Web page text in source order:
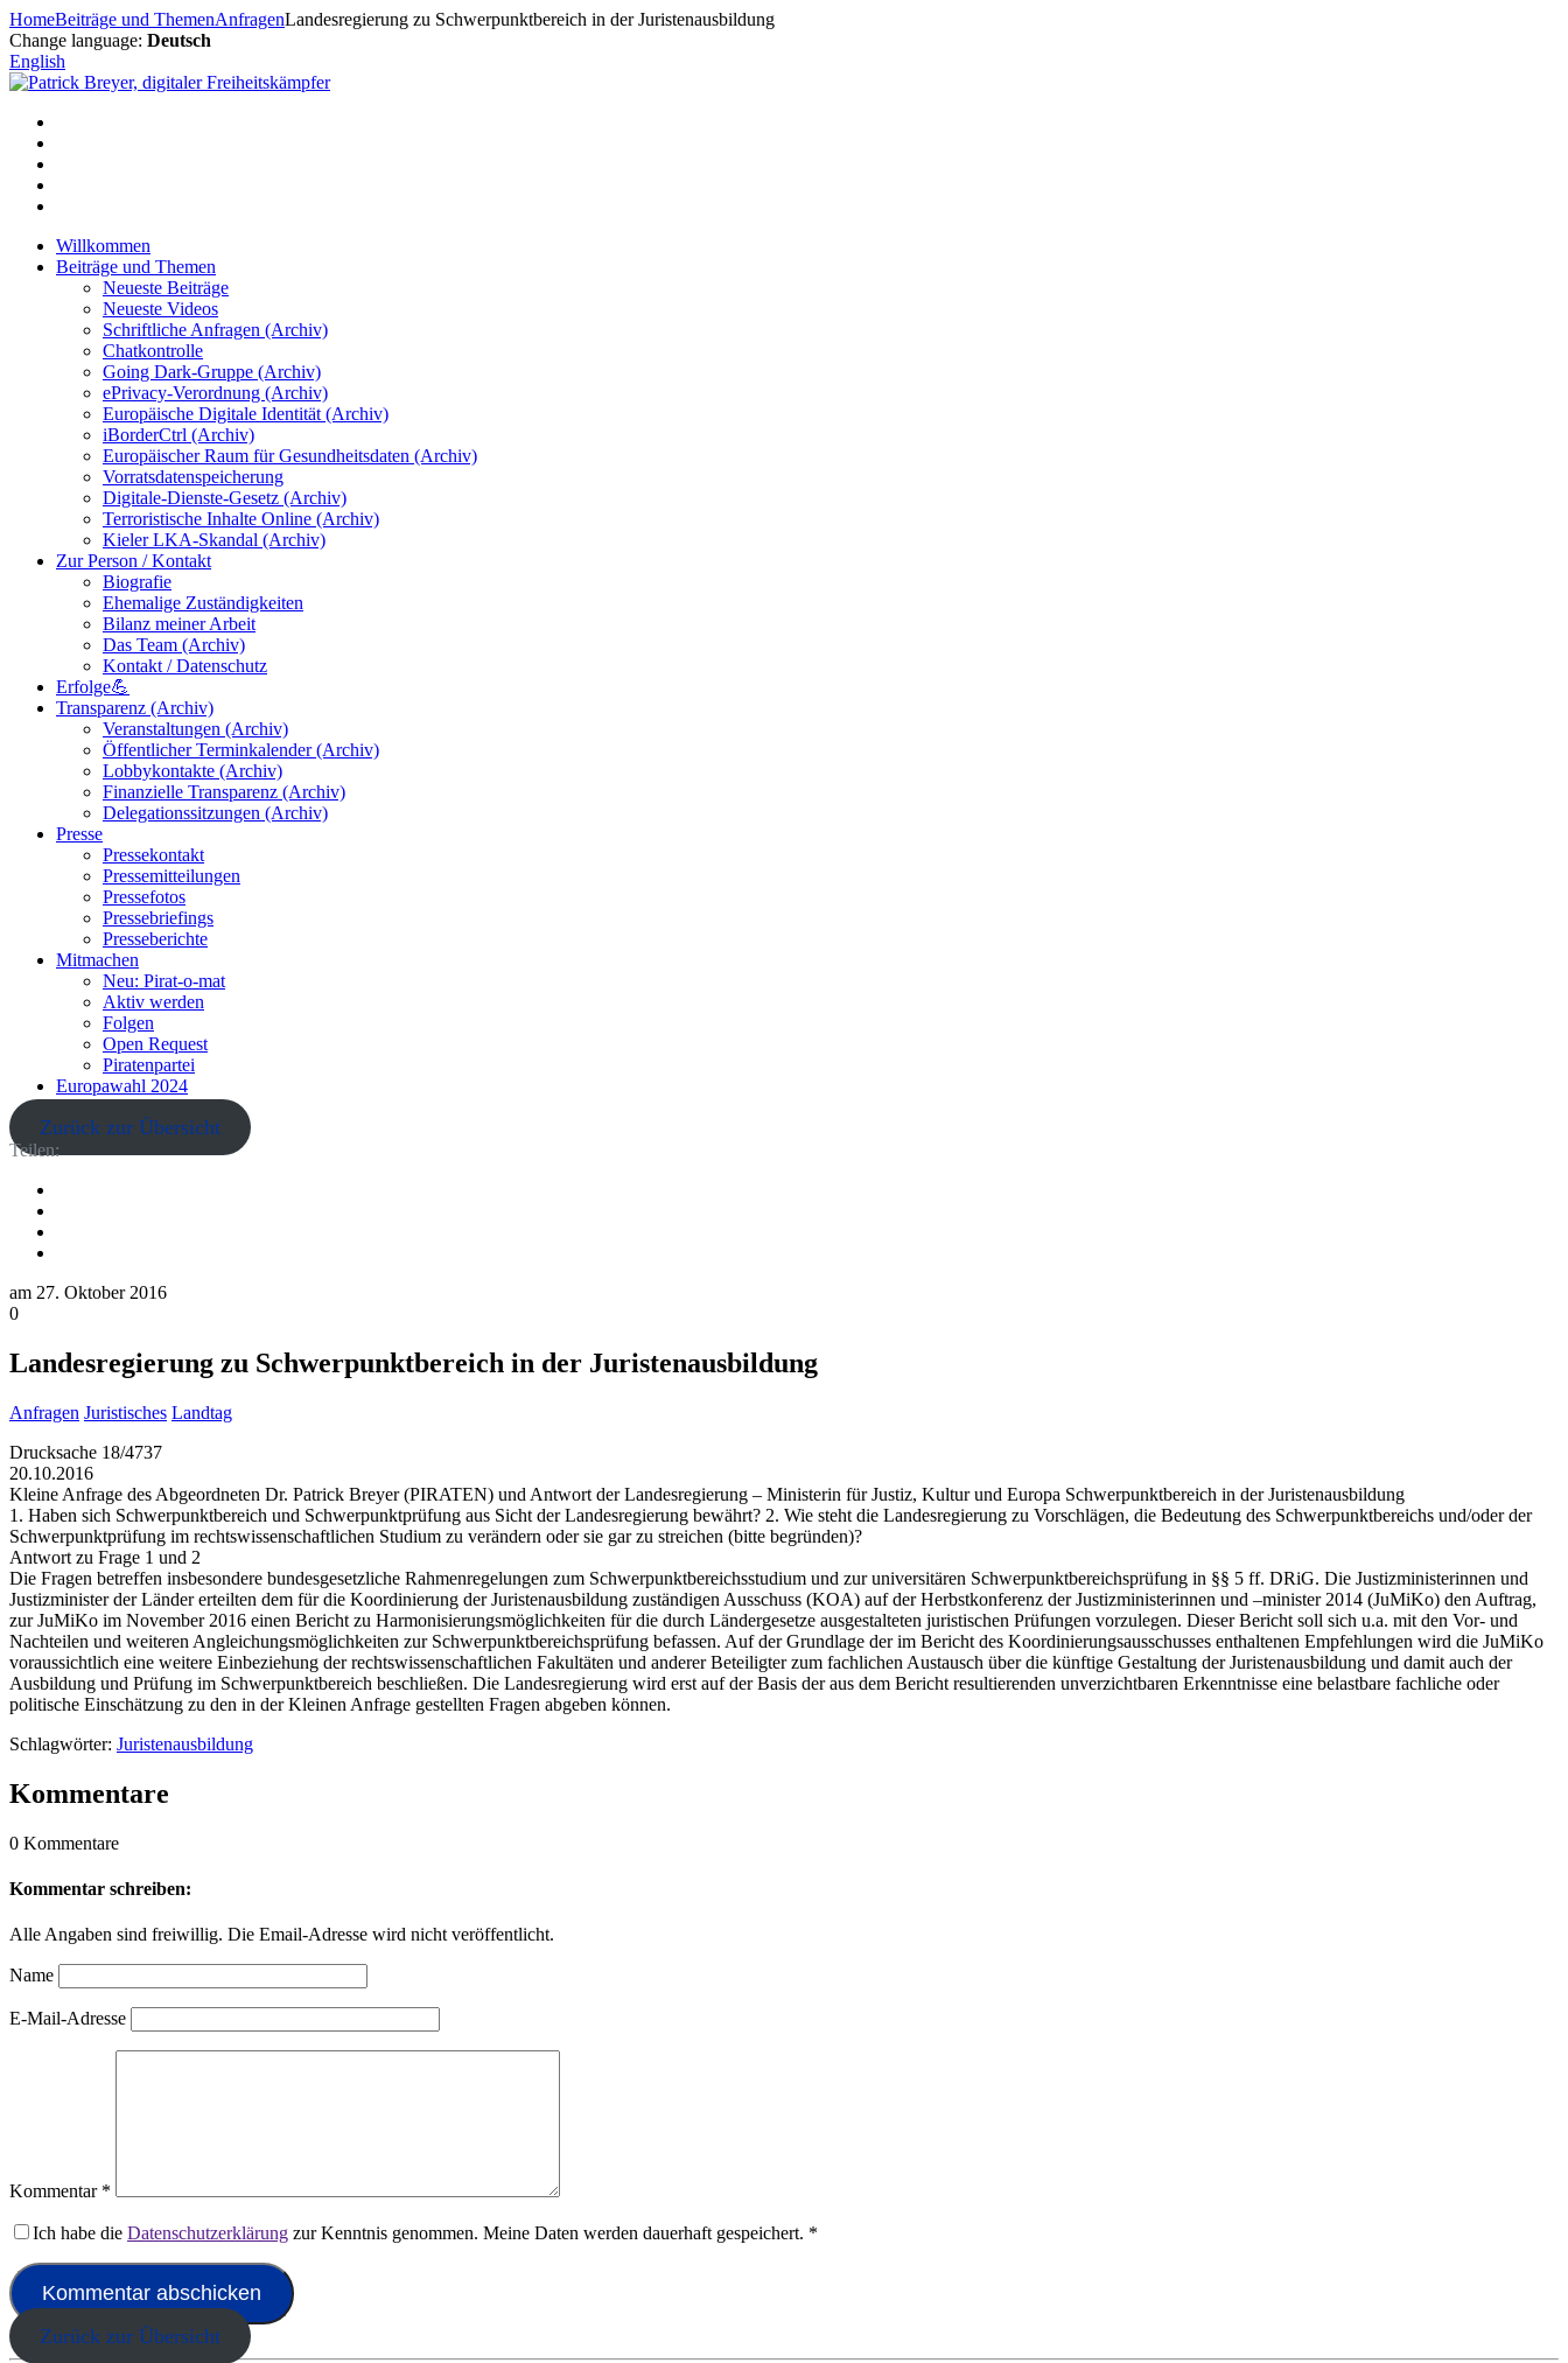
Zum
Inhalt
springen
HomeBeiträge und ThemenAnfragenLandesregierung zu Schwerpunktbereich in der Juristenausbildung
Change language: Deutsch
English
Willkommen
Beiträge und Themen
Neueste Beiträge
Neueste Videos
Schriftliche Anfragen (Archiv)
Chatkontrolle
Going Dark-Gruppe (Archiv)
ePrivacy-Verordnung (Archiv)
Europäische Digitale Identität (Archiv)
iBorderCtrl (Archiv)
Europäischer Raum für Gesundheitsdaten (Archiv)
Vorratsdatenspeicherung
Digitale-Dienste-Gesetz (Archiv)
Terroristische Inhalte Online (Archiv)
Kieler LKA-Skandal (Archiv)
Zur Person / Kontakt
Biografie
Ehemalige Zuständigkeiten
Bilanz meiner Arbeit
Das Team (Archiv)
Kontakt / Datenschutz
Erfolge💪
Transparenz (Archiv)
Veranstaltungen (Archiv)
Öffentlicher Terminkalender (Archiv)
Lobbykontakte (Archiv)
Finanzielle Transparenz (Archiv)
Delegationssitzungen (Archiv)
Presse
Pressekontakt
Pressemitteilungen
Pressefotos
Pressebriefings
Presseberichte
Mitmachen
Neu: Pirat-o-mat
Aktiv werden
Folgen
Open Request
Piratenpartei
Europawahl 2024
Zurück zur Übersicht
Teilen:
am 27. Oktober 2016
0
Landesregierung zu Schwerpunktbereich in der Juristenausbildung
Anfragen Juristisches Landtag
Drucksache 18/4737
20.10.2016
Kleine Anfrage des Abgeordneten Dr. Patrick Breyer (PIRATEN) und Antwort der Landesregierung – Ministerin für Justiz, Kultur und Europa Schwerpunktbereich in der Juristenausbildung
1. Haben sich Schwerpunktbereich und Schwerpunktprüfung aus Sicht der Landesregierung bewährt? 2. Wie steht die Landesregierung zu Vorschlägen, die Bedeutung des Schwerpunktbereichs und/oder der
Schwerpunktprüfung im rechtswissenschaftlichen Studium zu verändern oder sie gar zu streichen (bitte begründen)?
Antwort zu Frage 1 und 2
Die Fragen betreffen insbesondere bundesgesetzliche Rahmenregelungen zum Schwerpunktbereichsstudium und zur universitären Schwerpunktbereichsprüfung in §§ 5 ff. DRiG. Die Justizministerinnen und
Justizminister der Länder erteilten dem für die Koordinierung der Juristenausbildung zuständigen Ausschuss (KOA) auf der Herbstkonferenz der Justizministerinnen und –minister 2014 (JuMiKo) den Auftrag,
zur JuMiKo im November 2016 einen Bericht zu Harmonisierungsmöglichkeiten für die durch Ländergesetze ausgestalteten juristischen Prüfungen vorzulegen. Dieser Bericht soll sich u.a. mit den Vor- und
Nachteilen und weiteren Angleichungsmöglichkeiten zur Schwerpunktbereichsprüfung befassen. Auf der Grundlage der im Bericht des Koordinierungsausschusses enthaltenen Empfehlungen wird die JuMiKo
voraussichtlich eine weitere Einbeziehung der rechtswissenschaftlichen Fakultäten und anderer Beteiligter zum fachlichen Austausch über die künftige Gestaltung der Juristenausbildung und damit auch der
Ausbildung und Prüfung im Schwerpunktbereich beschließen. Die Landesregierung wird erst auf der Basis der aus dem Bericht resultierenden unverzichtbaren Erkenntnisse eine belastbare fachliche oder
politische Einschätzung zu den in der Kleinen Anfrage gestellten Fragen abgeben können.
Schlagwörter: Juristenausbildung
Kommentare
0 Kommentare
Kommentar schreiben:
Alle Angaben sind freiwillig. Die Email-Adresse wird nicht veröffentlicht.
Name
E-Mail-Adresse
Kommentar *
Ich habe die Datenschutzerklärung zur Kenntnis genommen. Meine Daten werden dauerhaft gespeichert. *
Zurück zur Übersicht